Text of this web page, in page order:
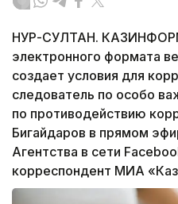
НУР-СУЛТАН.
электронного формата
создает условия для
следователь по особо
по противодействию
Бигайдаров в прямом
Агентства в сети
корреспондент МИА